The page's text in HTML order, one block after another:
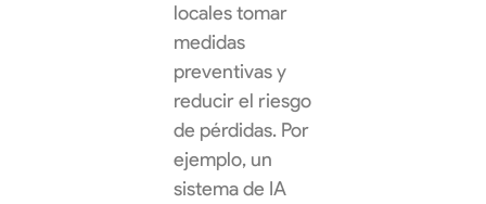
locales tomar
medidas
preventivas y
reducir el riesgo
de pérdidas. Por
ejemplo, un
sistema de IA